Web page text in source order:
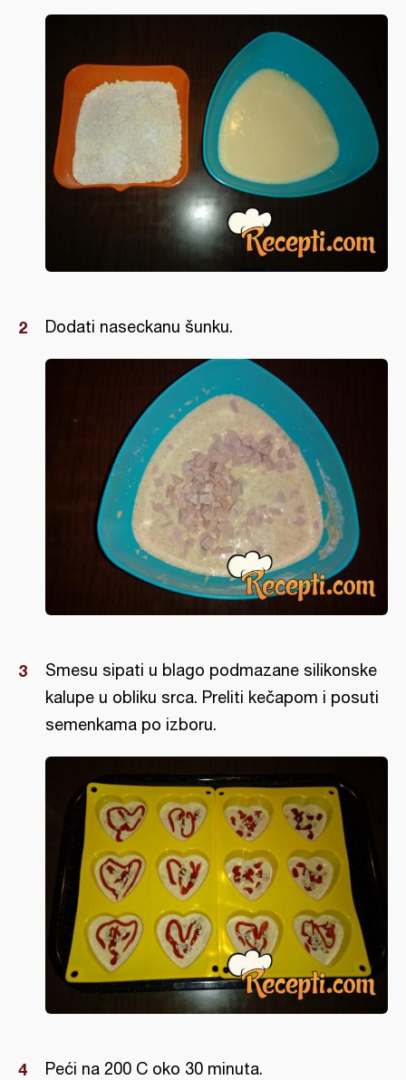
Dodati naseckanu šunku.
Smesu sipati u blago podmazane silikonske
kalupe u obliku srca. Preliti kečapom i posuti
semenkama po izboru.
Peći na 200 C oko 30 minuta.